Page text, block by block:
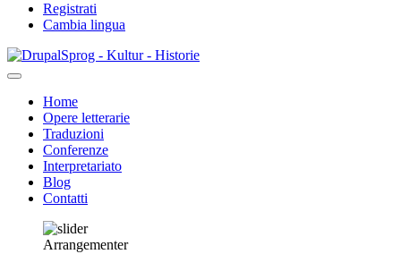
Registrati
Cambia lingua
Salta
al
principale
Sprog - Kultur - Historie
Primær
navigation
Home
Opere letterarie
Traduzioni
Conferenze
Interpretariato
Blog
Contatti
Arrangementer